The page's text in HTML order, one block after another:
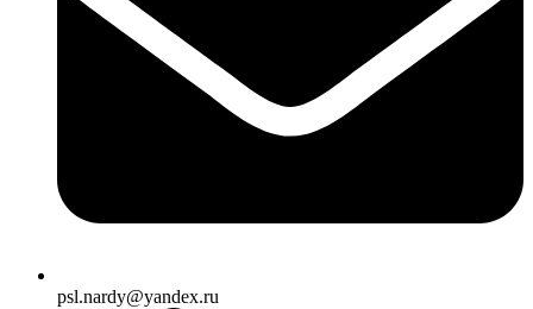
psl.nardy@yandex.ru